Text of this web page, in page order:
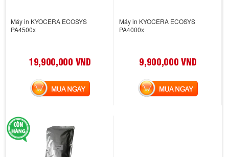
Máy in KYOCERA ECOSYS
PA4500x
19,900,000 VND
MUA NGAY
Máy in KYOCERA ECOSYS
PA4000x
9,900,000 VND
MUA NGAY